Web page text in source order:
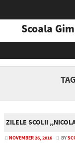
Scoala
Skip to content
ZILELE SCOLII
NOVEMBER 26, 2016 BY